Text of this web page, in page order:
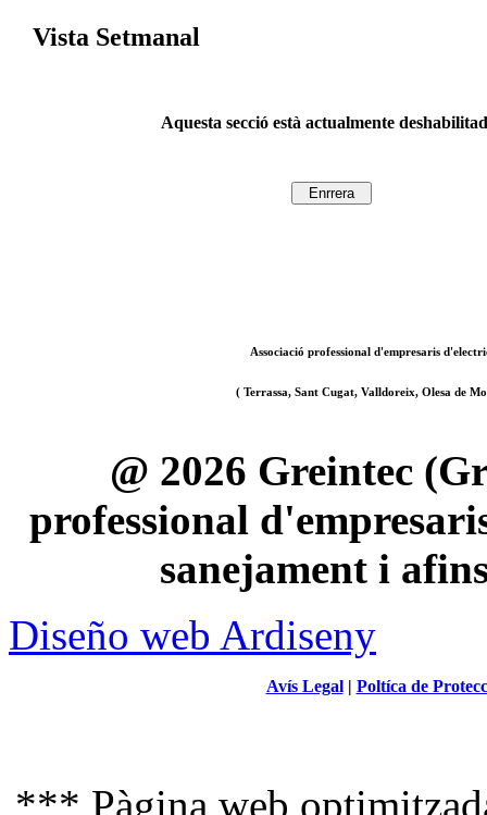
Vista Setmanal
Aquesta secció està actualmente
Associació professional d'empresaris
( Terrassa, Sant Cugat, Valldoreix, Olesa de
@ 2026 Greintec
professional
sanejament i
Diseño web Ardiseny
Avís Legal| Poltíca de
*** Pàgina web